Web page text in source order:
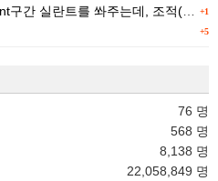
+1
주는데, 조적(벽돌)은 왜 따로 표기가 없을까요 ?
+5
76 명
568 명
8,138 명
22,058,849 명